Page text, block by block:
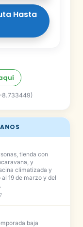
8.733449)
tienda con
y
climatizada y
19 de marzo y del
baja